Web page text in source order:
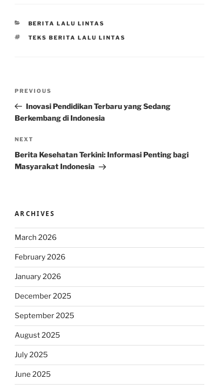
CATEGORIES
BERITA LALU LINTAS
TAGS
TEKS BERITA LALU LINTAS
Previous
Post
PREVIOUS
Inovasi Pendidikan Terbaru yang Sedang
Berkembang di Indonesia
Next
Post
NEXT
Berita Kesehatan Terkini: Informasi Penting bagi
Masyarakat Indonesia
ARCHIVES
March 2026
February 2026
January 2026
December 2025
September 2025
August 2025
July 2025
June 2025